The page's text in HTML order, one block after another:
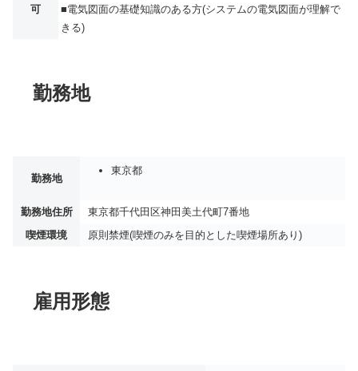
可
■電気図面の基礎知識のある方(システムの電気図面が理解で
きる)
勤務地
勤務地
東京都
勤務地住所
東京都千代田区神田美土代町7番地
喫煙環境
原則禁煙(喫煙のみを目的とした喫煙場所あり)
雇用形態